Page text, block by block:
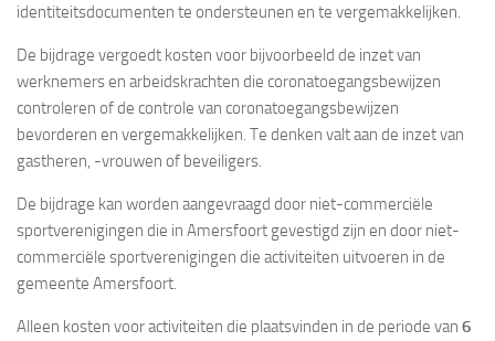
identiteitsdocumenten te ondersteunen en te vergemakkelijken.
De bijdrage vergoedt kosten voor bijvoorbeeld de inzet van
werknemers en arbeidskrachten die coronatoegangsbewijzen
controleren of de controle van coronatoegangsbewijzen
bevorderen en vergemakkelijken. Te denken valt aan de inzet van
gastheren, -vrouwen of beveiligers.
De bijdrage kan worden aangevraagd door niet-commerciële
sportverenigingen die in Amersfoort gevestigd zijn en door niet-
commerciële sportverenigingen die activiteiten uitvoeren in de
gemeente Amersfoort.
Alleen kosten voor activiteiten die plaatsvinden in de periode van 6